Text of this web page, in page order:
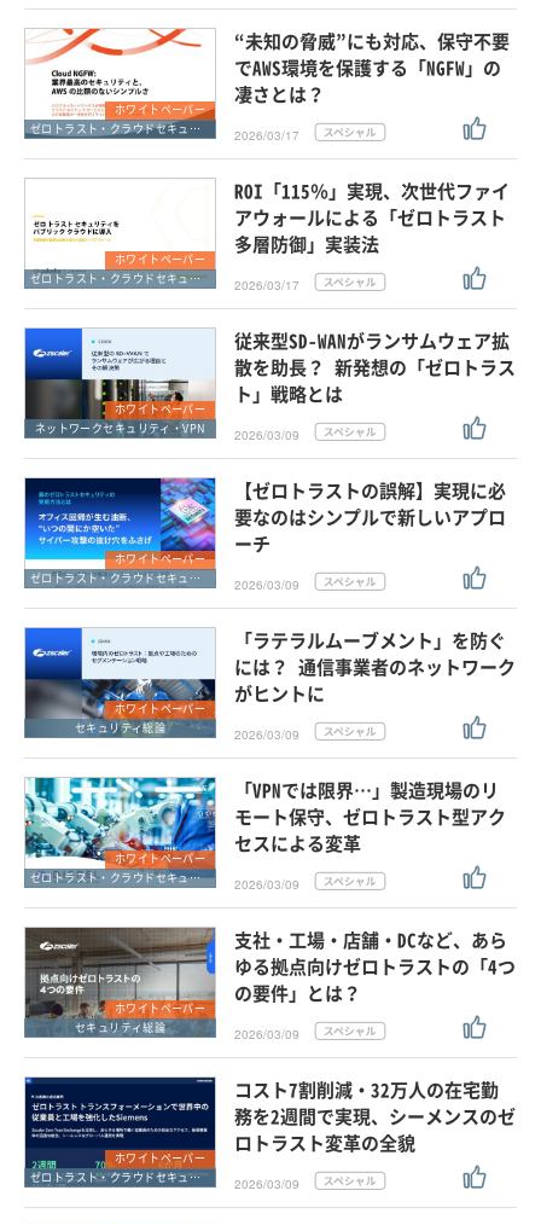
ホワイトペーパー
ゼロトラスト・クラウドセキュリティ・SASE
“未知の脅威”にも対応、保守不要
でAWS環境を保護する「NGFW」の
凄さとは？
2026/03/17
ホワイトペーパー
ゼロトラスト・クラウドセキュリティ・SASE
ROI「115％」実現、次世代ファイ
アウォールによる「ゼロトラスト
多層防御」実装法
2026/03/17
ホワイトペーパー
ネットワークセキュリティ・VPN
従来型SD-WANがランサムウェア拡
散を助長？ 新発想の「ゼロトラス
ト」戦略とは
2026/03/09
ホワイトペーパー
ゼロトラスト・クラウドセキュリティ・SASE
【ゼロトラストの誤解】実現に必
要なのはシンプルで新しいアプロ
ーチ
2026/03/09
ホワイトペーパー
セキュリティ総論
「ラテラルムーブメント」を防ぐ
には？ 通信事業者のネットワーク
がヒントに
2026/03/09
ホワイトペーパー
ゼロトラスト・クラウドセキュリティ・SASE
「VPNでは限界…」製造現場のリ
モート保守、ゼロトラスト型アク
セスによる変革
2026/03/09
ホワイトペーパー
セキュリティ総論
支社・工場・店舗・DCなど、あら
ゆる拠点向けゼロトラストの「4つ
の要件」とは？
2026/03/09
ホワイトペーパー
ゼロトラスト・クラウドセキュリティ・SASE
コスト7割削減・32万人の在宅勤
務を2週間で実現、シーメンスのゼ
ロトラスト変革の全貌
2026/03/09